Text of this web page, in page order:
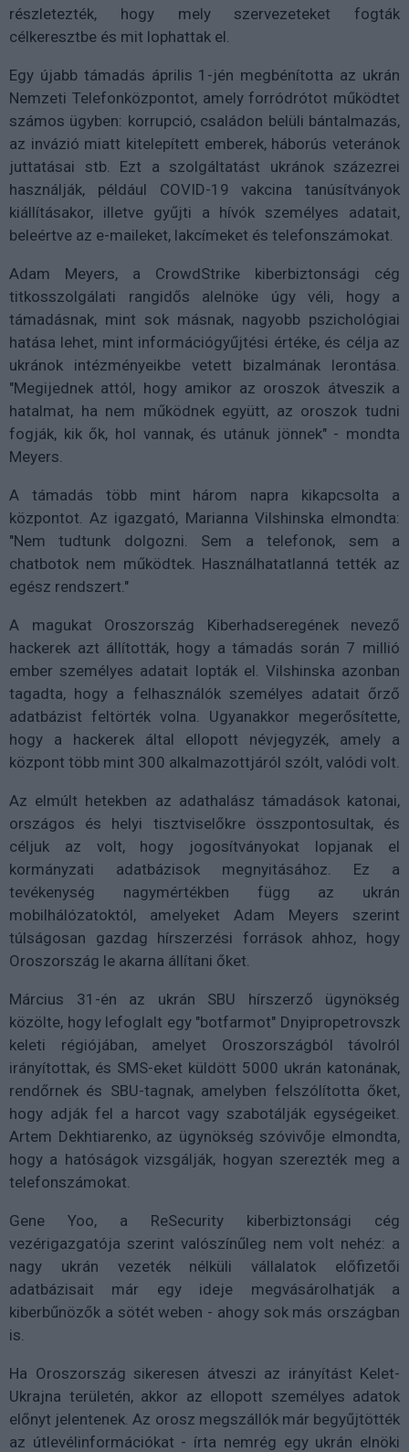
részletezték, hogy mely szervezeteket fogták
célkeresztbe és mit lophattak el.
Egy újabb támadás április 1-jén megbénította az ukrán
Nemzeti Telefonközpontot, amely forródrótot működtet
számos ügyben: korrupció, családon belüli bántalmazás,
az invázió miatt kitelepített emberek, háborús veteránok
juttatásai stb. Ezt a szolgáltatást ukránok százezrei
használják, például COVID-19 vakcina tanúsítványok
kiállításakor, illetve gyűjti a hívók személyes adatait,
beleértve az e-maileket, lakcímeket és telefonszámokat.
Adam Meyers, a CrowdStrike kiberbiztonsági cég
titkosszolgálati rangidős alelnöke úgy véli, hogy a
támadásnak, mint sok másnak, nagyobb pszichológiai
hatása lehet, mint információgyűjtési értéke, és célja az
ukránok intézményeikbe vetett bizalmának lerontása.
"Megijednek attól, hogy amikor az oroszok átveszik a
hatalmat, ha nem működnek együtt, az oroszok tudni
fogják, kik ők, hol vannak, és utánuk jönnek" - mondta
Meyers.
A támadás több mint három napra kikapcsolta a
központot. Az igazgató, Marianna Vilshinska elmondta:
"Nem tudtunk dolgozni. Sem a telefonok, sem a
chatbotok nem működtek. Használhatatlanná tették az
egész rendszert."
A magukat Oroszország Kiberhadseregének nevező
hackerek azt állították, hogy a támadás során 7 millió
ember személyes adatait lopták el. Vilshinska azonban
tagadta, hogy a felhasználók személyes adatait őrző
adatbázist feltörték volna. Ugyanakkor megerősítette,
hogy a hackerek által ellopott névjegyzék, amely a
központ több mint 300 alkalmazottjáról szólt, valódi volt.
Az elmúlt hetekben az adathalász támadások katonai,
országos és helyi tisztviselőkre összpontosultak, és
céljuk az volt, hogy jogosítványokat lopjanak el
kormányzati adatbázisok megnyitásához. Ez a
tevékenység nagymértékben függ az ukrán
mobilhálózatoktól, amelyeket Adam Meyers szerint
túlságosan gazdag hírszerzési források ahhoz, hogy
Oroszország le akarna állítani őket.
Március 31-én az ukrán SBU hírszerző ügynökség
közölte, hogy lefoglalt egy "botfarmot" Dnyipropetrovszk
keleti régiójában, amelyet Oroszországból távolról
irányítottak, és SMS-eket küldött 5000 ukrán katonának,
rendőrnek és SBU-tagnak, amelyben felszólította őket,
hogy adják fel a harcot vagy szabotálják egységeiket.
Artem Dekhtiarenko, az ügynökség szóvivője elmondta,
hogy a hatóságok vizsgálják, hogyan szerezték meg a
telefonszámokat.
Gene Yoo, a ReSecurity kiberbiztonsági cég
vezérigazgatója szerint valószínűleg nem volt nehéz: a
nagy ukrán vezeték nélküli vállalatok előfizetői
adatbázisait már egy ideje megvásárolhatják a
kiberbűnözők a sötét weben - ahogy sok más országban
is.
Ha Oroszország sikeresen átveszi az irányítást Kelet-
Ukrajna területén, akkor az ellopott személyes adatok
előnyt jelentenek. Az orosz megszállók már begyűjtötték
az útlevélinformációkat - írta nemrég egy ukrán elnöki